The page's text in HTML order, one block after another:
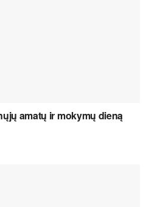
amatų ir mokymų dieną